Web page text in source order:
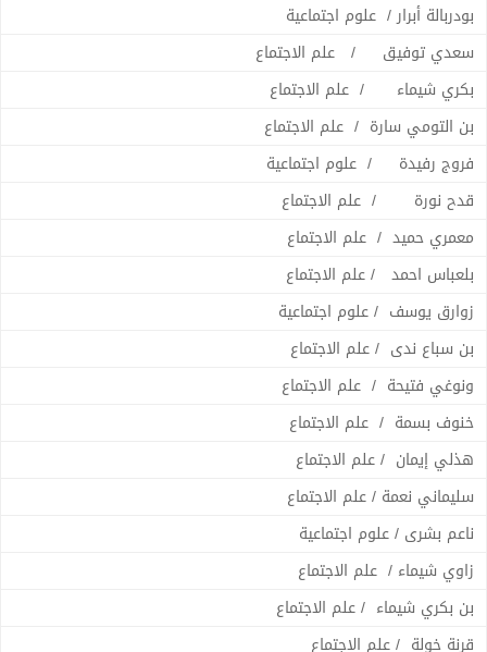
بودربالة أبرار / علوم اجتماعية
سعدي توفيق / علم الاجتماع
بكري شيماء / علم الاجتماع
بن التومي سارة / علم الاجتماع
فروج رفيدة / علوم اجتماعية
قدح نورة / علم الاجتماع
معمري حميد / علم الاجتماع
بلعباس احمد / علم الاجتماع
زوارق يوسف / علوم اجتماعية
بن سباع ندى / علم الاجتماع
ونوغي فتيحة / علم الاجتماع
خنوف بسمة / علم الاجتماع
هذلي إيمان / علم الاجتماع
سليماني نعمة / علم الاجتماع
ناعم بشرى / علوم اجتماعية
زاوي شيماء / علم الاجتماع
بن بكري شيماء / علم الاجتماع
قرنة خولة / علم الاجتماع